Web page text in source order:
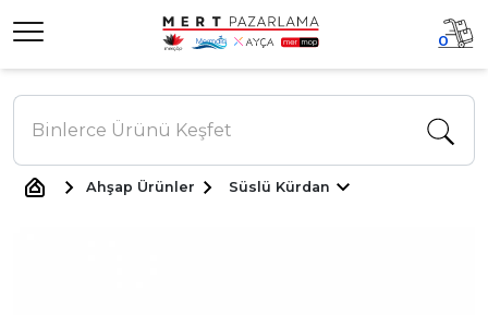
0
Ahşap Ürünler Süslü Kürdan